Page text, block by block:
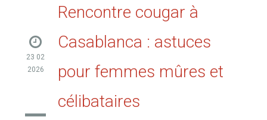
23 02
2026
Rencontre cougar à
Casablanca : astuces
pour femmes mûres et
célibataires